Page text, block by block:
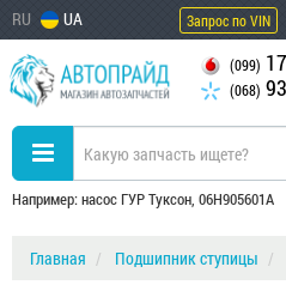
RU UA Запрос по VIN
(099)
(068)
Например: насос ГУР Туксон, 06H905601A
Главная Подшипник ступицы